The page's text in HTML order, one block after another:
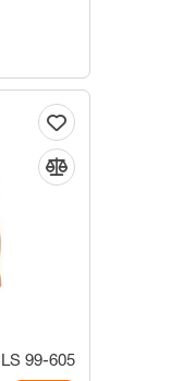
99-605